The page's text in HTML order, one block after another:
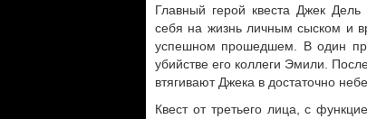
Главный герой квеста Джек
себя на жизнь личным сыском и
успешном прошедшем. В один
убийстве его коллеги Эмили.
втягивают Джека в достаточно
Квест от третьего лица, с